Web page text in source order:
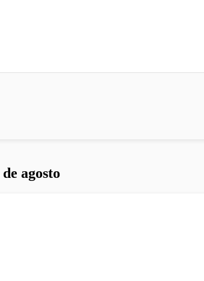
agosto